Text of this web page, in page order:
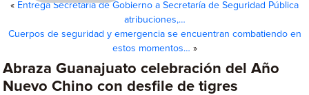
« Entrega Secretaría de Gobierno a Secretaría de Seguridad Pública
atribuciones,…
Cuerpos de seguridad y emergencia se encuentran combatiendo en
estos momentos… »
Abraza Guanajuato celebración del Año
Nuevo Chino con desfile de tigres